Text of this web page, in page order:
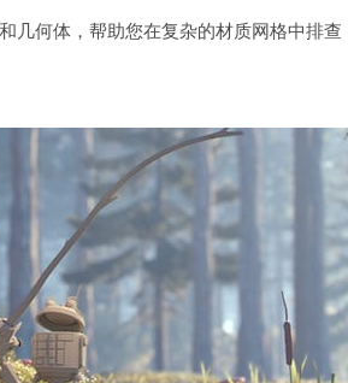
几何体，帮助您在复杂的材质网格中排查